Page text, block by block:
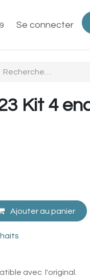
nous
Se connecter
Kit 4
Ajouter au panier
avec l'original.